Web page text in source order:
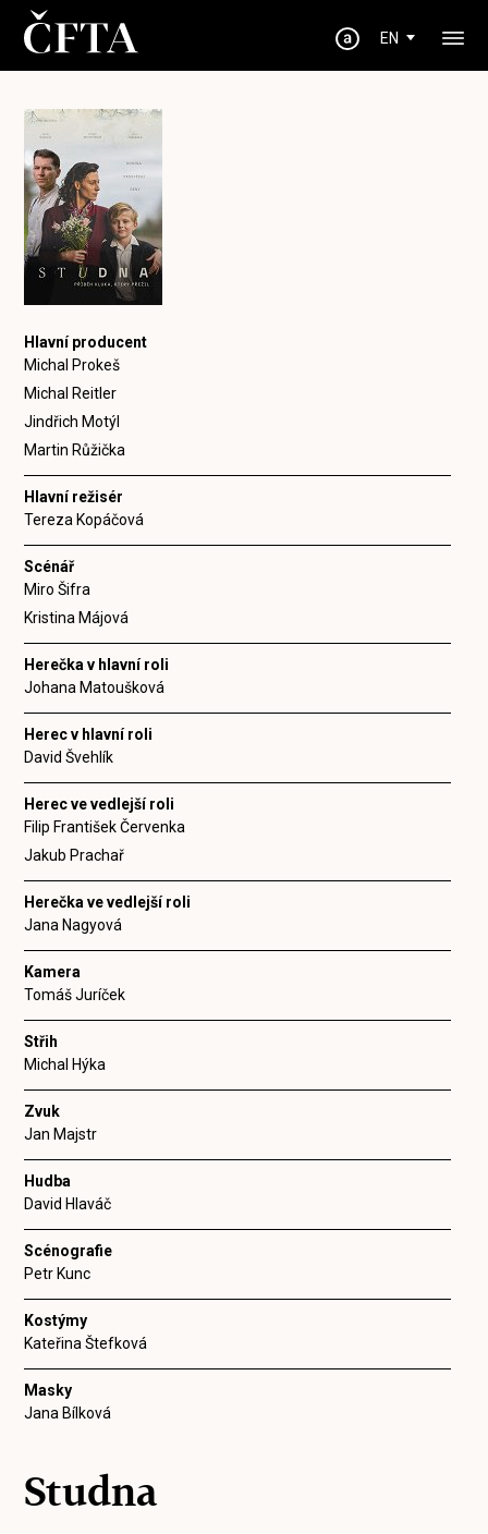
EN
Hlavní producent
Michal Prokeš
Michal Reitler
Jindřich Motýl
Martin Růžička
Hlavní režisér
Tereza Kopáčová
Scénář
Miro Šifra
Kristina Májová
Herečka v hlavní roli
Johana Matoušková
Herec v hlavní roli
David Švehlík
Herec ve vedlejší roli
Filip František Červenka
Jakub Prachař
Herečka ve vedlejší roli
Jana Nagyová
Kamera
Tomáš Juríček
Střih
Michal Hýka
Zvuk
Jan Majstr
Hudba
David Hlaváč
Scénografie
Petr Kunc
Kostýmy
Kateřina Štefková
Masky
Jana Bílková
Studna